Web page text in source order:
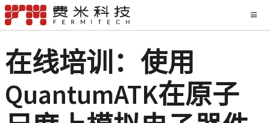
在线培训：使用
QuantumATK在原子